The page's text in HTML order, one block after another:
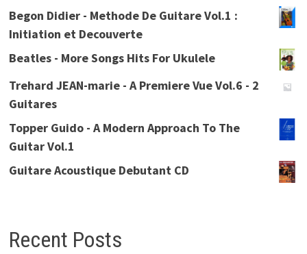
Begon Didier - Methode De Guitare Vol.1 :
Initiation et Decouverte
Beatles - More Songs Hits For Ukulele
Trehard JEAN-marie - A Premiere Vue Vol.6 - 2
Guitares
Topper Guido - A Modern Approach To The
Guitar Vol.1
Guitare Acoustique Debutant CD
Recent Posts